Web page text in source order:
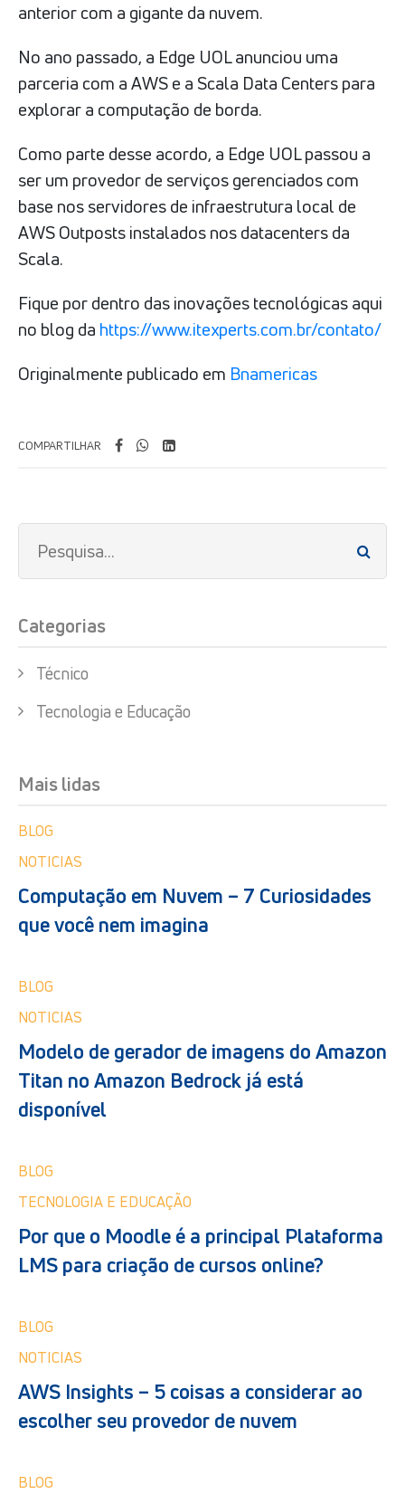
anterior com a gigante da nuvem.
No ano passado, a Edge UOL anunciou uma
parceria com a AWS e a Scala Data Centers para
explorar a computação de borda.
Como parte desse acordo, a Edge UOL passou a
ser um provedor de serviços gerenciados com
base nos servidores de infraestrutura local de
AWS Outposts instalados nos datacenters da
Scala.
Fique por dentro das inovações tecnológicas aqui
no blog da https://www.itexperts.com.br/contato/
Originalmente publicado em Bnamericas
COMPARTILHAR
Categorias
Técnico
Tecnologia e Educação
Mais lidas
BLOG
NOTICIAS
Computação em Nuvem – 7 Curiosidades
que você nem imagina
BLOG
NOTICIAS
Modelo de gerador de imagens do Amazon
Titan no Amazon Bedrock já está
disponível
BLOG
TECNOLOGIA E EDUCAÇÃO
Por que o Moodle é a principal Plataforma
LMS para criação de cursos online?
BLOG
NOTICIAS
AWS Insights – 5 coisas a considerar ao
escolher seu provedor de nuvem
BLOG